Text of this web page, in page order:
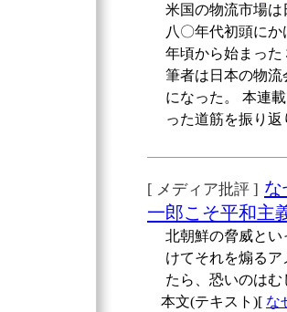
米国の物流市場
八〇年代初頭に
年頃から始まっ
筆者は日本の物
になった。 本連
った道筋を振り
[ メディア批評 ] な
一郎こそ平和主
北朝鮮の脅威と
けてそれを煽る
たら、恐いのは
本文(テキスト)[ な